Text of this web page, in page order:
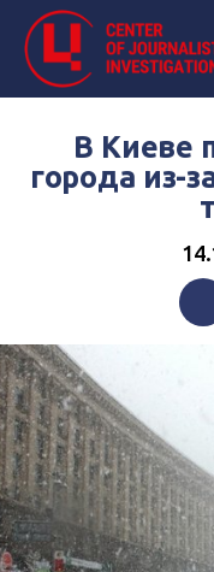
В Киеве
города из-